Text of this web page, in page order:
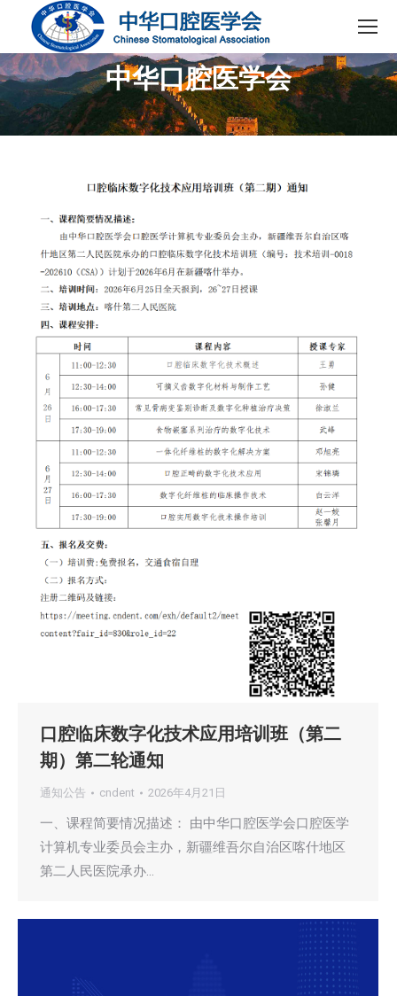
中华口腔医学会
您在这里：
口腔临床数字化技术应用培训班（第二
期）第二轮通知
通知公告 cndent 2026年4月21日
一、课程简要情况描述： 由中华口腔医学会口腔医学
计算机专业委员会主办，新疆维吾尔自治区喀什地区
第二人民医院承办…